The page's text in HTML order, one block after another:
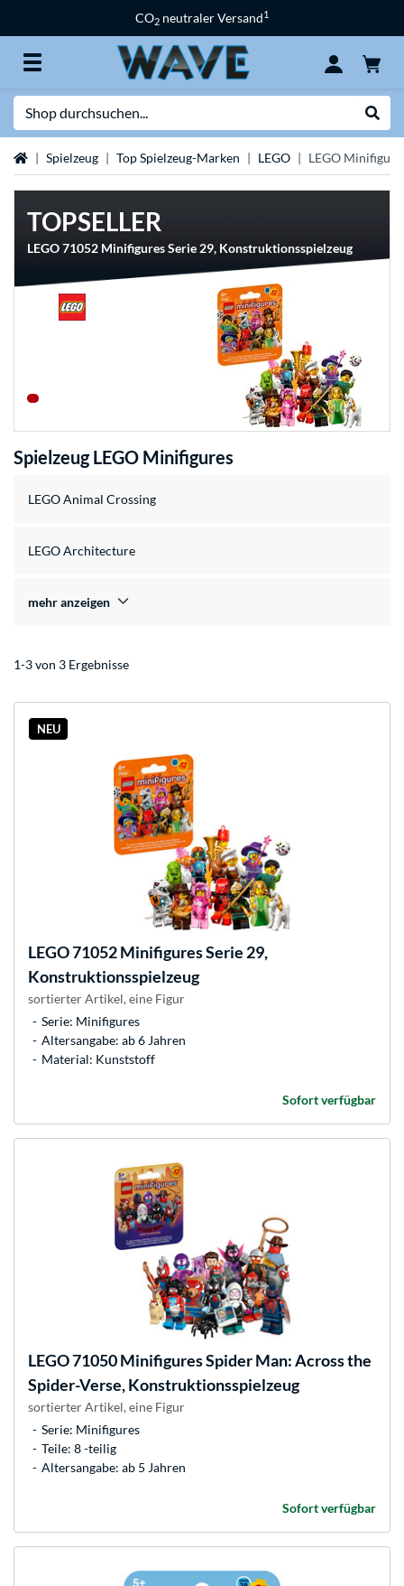
CO2 neutraler Versand1
StartseiteSpielzeug Top Spielzeug-Marken LEGO LEGO
TOPSELLER
LEGO 71052 Minifigures Serie 29, Konstruktionsspielzeug
Spielzeug LEGO Minifigures
LEGO Animal Crossing
LEGO Architecture
mehr anzeigen
1-3 von 3 Ergebnisse
NEU
LEGO71052 Minifigures Serie 29,
Konstruktionsspielzeug
sortierter Artikel, eine Figur
Serie: Minifigures
Altersangabe: ab 6 Jahren
Material: Kunststoff
Sofort verfügbar
LEGO71050 Minifigures Spider Man: Across the
Spider-Verse, Konstruktionsspielzeug
sortierter Artikel, eine Figur
Serie: Minifigures
Teile: 8 -teilig
Altersangabe: ab 5 Jahren
Sofort verfügbar